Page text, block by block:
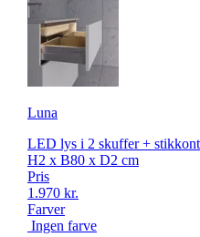
Luna
LED lys i 2 skuffer +
H2 x B80 x D2 cm
Pris
1.970 kr.
Farver
Ingen farve